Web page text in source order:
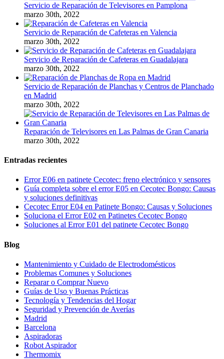
Servicio de Reparación de Televisores en Pamplona
marzo 30th, 2022
Servicio de Reparación de Cafeteras en Valencia
marzo 30th, 2022
Servicio de Reparación de Cafeteras en Guadalajara
marzo 30th, 2022
Servicio de Reparación de Planchas y Centros de Planchado
en Madrid
marzo 30th, 2022
Reparación de Televisores en Las Palmas de Gran Canaria
marzo 30th, 2022
Entradas recientes
Error E06 en patinete Cecotec: freno electrónico y sensores
Guía completa sobre el error E05 en Cecotec Bongo: Causas
y soluciones definitivas
Cecotec Error E04 en Patinete Bongo: Causas y Soluciones
Soluciona el Error E02 en Patinetes Cecotec Bongo
Soluciones al Error E01 del patinete Cecotec Bongo
Blog
Mantenimiento y Cuidado de Electrodomésticos
Problemas Comunes y Soluciones
Reparar o Comprar Nuevo
Guías de Uso y Buenas Prácticas
Tecnología y Tendencias del Hogar
Seguridad y Prevención de Averías
Madrid
Barcelona
Aspiradoras
Robot Aspirador
Thermomix